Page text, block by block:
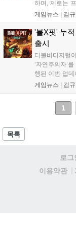
하며, 제로는
터 14일까지
로 전략적 전투
게임뉴스 | 김
'볼X핏' 누
출시
디볼버디지털
‘자연주의자’
행된 이번 업
전략적 재미를
라고 밝혀 향
지에서 확인 가
게임뉴스 | 김
1
목록
로그
이용약관